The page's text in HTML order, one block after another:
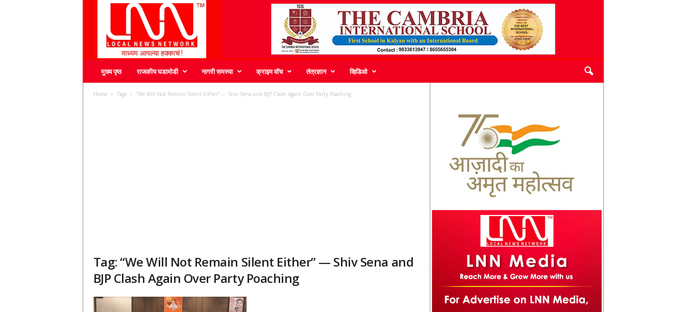
मुख्य पृष्ठ राजकीय घडामोडी नागरी समस्या क्राइम वॉच तंत्रज्ञान व्हिडिओ
Home Tags “We Will Not Remain Silent Either” — Shiv Sena and BJP Clash Again Over Party Poaching
Tag: “We Will Not Remain Silent Either” — Shiv Sena and
BJP Clash Again Over Party Poaching